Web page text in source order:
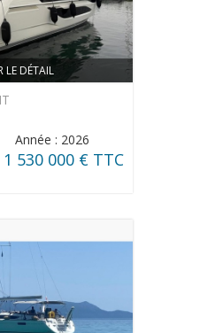
LE DÉTAIL
Année : 2026
1 530 000 € TTC